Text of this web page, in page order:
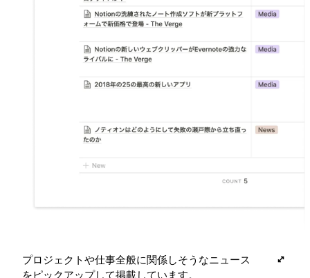
プロジェクトや仕事全般に関係しそうなニュース
をピックアップして掲載しています。